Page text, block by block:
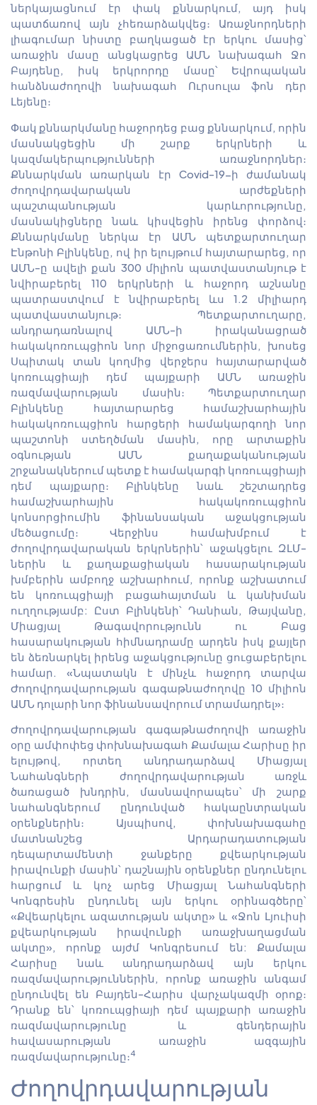
ներկայացնում էր փակ քննարկում, այդ իսկ
պատճառով այն չհեռարձակվեց։ Առաջնորդների
լիագումար նիստը բաղկացած էր երկու մասից՝
առաջին մասը անցկացրեց ԱՄՆ նախագահ Ջո
Բայդենը, իսկ երկրորդը մասը՝ Եվրոպական
հանձնաժողովի նախագահ Ուրսուլա ֆոն դեր
Լեյենը։
Փակ քննարկմանը հաջորդեց բաց քննարկում, որին
մասնակցեցին մի շարք երկրների և
կազմակերպությունների առաջնորդներ։
Քննարկման առարկան էր Covid-19-ի ժամանակ
ժողովրդավարական արժեքների
պաշտպանության կարևորությունը,
մասնակիցները նաև կիսվեցին իրենց փորձով։
Քննարկմանը ներկա էր ԱՄՆ պետքարտուղար
Էնթոնի Բլինկենը, ով իր ելույթում հայտարարեց, որ
ԱՄՆ-ը ավելի քան 300 միլիոն պատվաստանյութ է
նվիրաբերել 110 երկրների և հաջորդ աշնանը
պատրաստվում է նվիրաբերել ևս 1.2 միլիարդ
պատվաստանյութ։ Պետքարտուղարը,
անդրադառնալով ԱՄՆ-ի իրականացրած
հակակոռուպցիոն նոր միջոցառումներին, խոսեց
Սպիտակ տան կողմից վերջերս հայտարարված
կոռուպցիայի դեմ պայքարի ԱՄՆ առաջին
ռազմավարության մասին։ Պետքարտուղար
Բլինկենը հայտարարեց համաշխարհային
հակակոռուպցիոն հարցերի համակարգողի նոր
պաշտոնի ստեղծման մասին, որը արտաքին
օգնության ԱՄՆ քաղաքականության
շրջանակներում պետք է համակարգի կոռուպցիայի
դեմ պայքարը։ Բլինկենը նաև շեշտադրեց
համաշխարհային հակակոռուպցիոն
կոնսորցիումին ֆինանսական աջակցության
մեծացումը։ Վերջինս համախմբում է
ժողովրդավարական երկրներին՝ աջակցելու ԶԼՄ-
ներին և քաղաքացիական հասարակության
խմբերին ամբողջ աշխարհում, որոնք աշխատում
են կոռուպցիայի բացահայտման և կանխման
ուղղությամբ: Ըստ Բլինկենի՝ Դանիան, Թայվանը,
Միացյալ Թագավորությունն ու Բաց
հասարակության հիմնադրամը արդեն իսկ քայլեր
են ձեռնարկել իրենց աջակցությունը ցուցաբերելու
համար. «Նպատակն է մինչև հաջորդ տարվա
Ժողովրդավարության գագաթնաժողովը 10 միլիոն
ԱՄՆ դոլարի նոր ֆինանսավորում տրամադրել»։
Ժողովրդավարության գագաթնաժողովի առաջին
օրը ամփոփեց փոխնախագահ Քամալա Հարիսը իր
ելույթով, որտեղ անդրադարձավ Միացյալ
Նահանգների ժողովրդավարության առջև
ծառացած խնդրին, մասնավորապես՝ մի շարք
նահանգներում ընդունված հակաընտրական
օրենքներին։ Այսպիսով, փոխնախագահը
մատնանշեց Արդարադատության
դեպարտամենտի ջանքերը քվեարկության
իրավունքի մասին՝ դաշնային օրենքներ ընդունելու
հարցում և կոչ արեց Միացյալ Նահանգների
Կոնգրեսին ընդունել այն երկու օրինագծերը՝
«Քվեարկելու ազատության ակտը» և «Ջոն Լյուիսի
քվեարկության իրավունքի առաջխաղացման
ակտը», որոնք այժմ Կոնգրեսում են: Քամալա
Հարիսը նաև անդրադարձավ այն երկու
ռազմավարություններին, որոնք առաջին անգամ
ընդունվել են Բայդեն-Հարիս վարչակազմի օրոք։
Դրանք են՝ կոռուպցիայի դեմ պայքարի առաջին
ռազմավարությունը և գենդերային
հավասարության առաջին ազգային
ռազմավարությունը։4
Ժողովրդավարության